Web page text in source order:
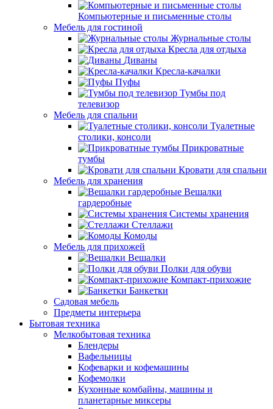
Компьютерные и письменные столы
Мебель для гостиной
Журнальные столы
Кресла для отдыха
Диваны
Кресла-качалки
Пуфы
Тумбы под
телевизор
Мебель для спальни
Туалетные
столики, консоли
Прикроватные
тумбы
Кровати для спальни
Мебель для хранения
Вешалки
гардеробные
Системы хранения
Стеллажи
Комоды
Мебель для прихожей
Вешалки
Полки для обуви
Компакт-прихожие
Банкетки
Садовая мебель
Предметы интерьера
Бытовая техника
Мелкобытовая техника
Блендеры
Вафельницы
Кофеварки и кофемашины
Кофемолки
Кухонные комбайны, машины и
планетарные миксеры